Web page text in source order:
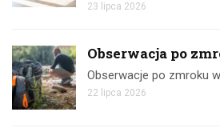
23 lipca 2026
Obserwacja po
Obserwacje po zmroku
22 lipca 2026